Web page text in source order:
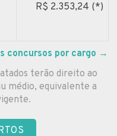
R$ 2.353,24 (*)
concursos por cargo →
terão direito ao
médio, equivalente a